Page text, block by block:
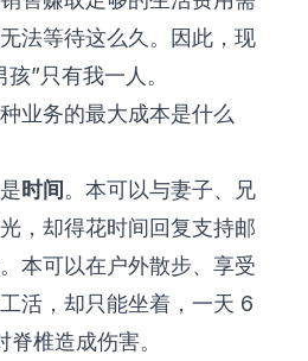
法等待这么久。因此，现
”只有我一人。
业务的最大成本是什么
时间 。本可以与妻子、兄
，却得花时间回复支持邮
本可以在户外散步、享受
活，却只能坐着，一天 6
椎造成伤害。